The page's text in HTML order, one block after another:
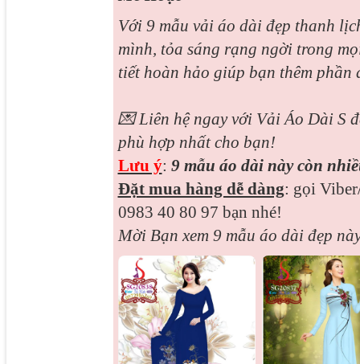
Với 9 mẫu vải áo dài đẹp thanh
mình, tỏa sáng rạng ngời trong
tiết hoàn hảo giúp bạn thêm phần
💌 Liên hệ ngay với Vải Áo Dài S
phù hợp nhất cho bạn!
Lưu ý: 9 mẫu áo dài này còn
Đặt mua hàng dễ dàng: gọi
0983 40 80 97 bạn nhé!
Mời Bạn xem 9 mẫu áo dài đẹp